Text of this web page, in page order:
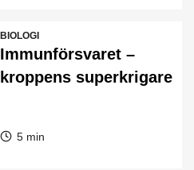
BIOLOGI
Immunförsvaret –
kroppens superkrigare
5 min